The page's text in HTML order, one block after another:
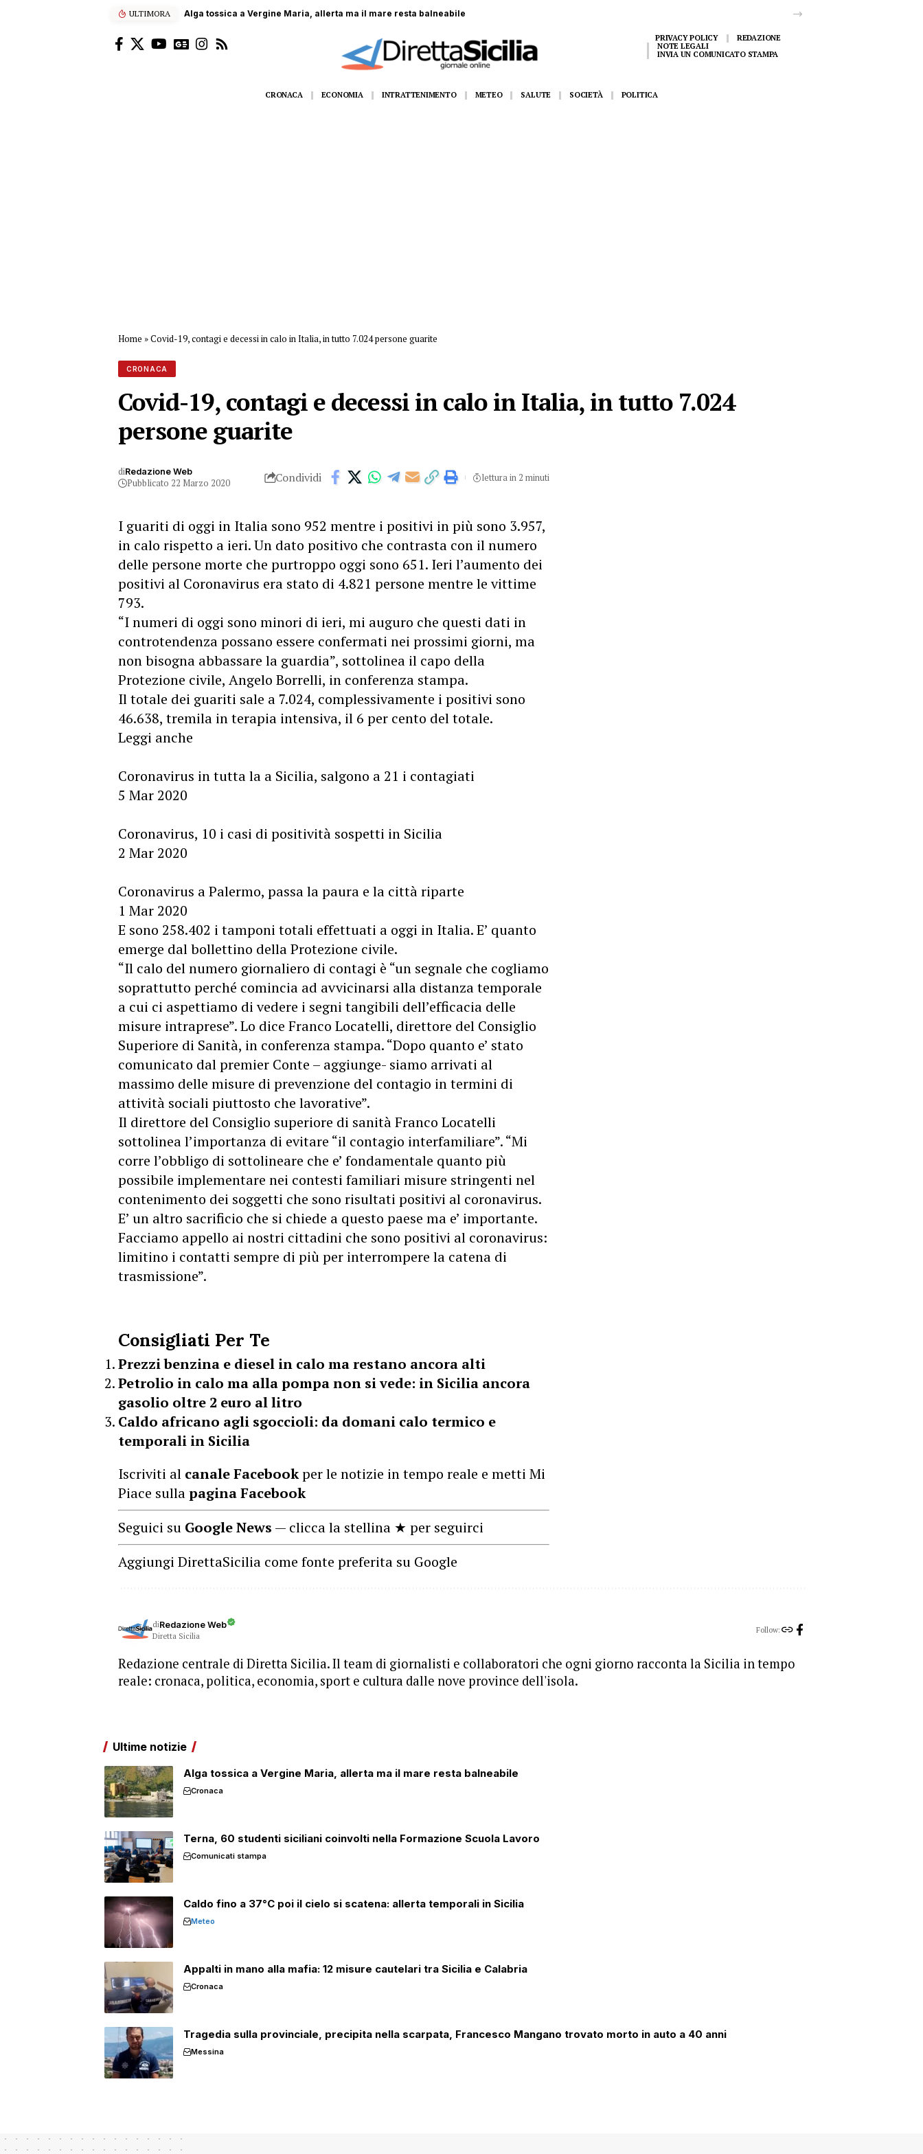
ULTIMORA Terna, 60 studenti siciliani coinvolti nella Formazione Scuola Lavoro
PRIVACY POLICY
REDAZIONE
NOTE LEGALI
INVIA UN COMUNICATO STAMPA
CRONACA ECONOMIA INTRATTENIMENTO METEO SALUTE SOCIETÀ POLITICA
Home »Covid-19, contagi e decessi in calo in Italia, in tutto 7.024 persone guarite
CRONACA
Covid-19, contagi e decessi in calo in Italia, in tutto 7.024
persone guarite
diRedazione Web
Pubblicato 22 Marzo 2020 Condividi lettura in 2 minuti
I guariti di oggi in Italia sono 952 mentre i positivi in più sono 3.957,
in calo rispetto a ieri. Un dato positivo che contrasta con il numero
delle persone morte che purtroppo oggi sono 651. Ieri l’aumento dei
positivi al Coronavirus era stato di 4.821 persone mentre le vittime
793.
“I numeri di oggi sono minori di ieri, mi auguro che questi dati in
controtendenza possano essere confermati nei prossimi giorni, ma
non bisogna abbassare la guardia”, sottolinea il capo della
Protezione civile, Angelo Borrelli, in conferenza stampa.
Il totale dei guariti sale a 7.024, complessivamente i positivi sono
46.638, tremila in terapia intensiva, il 6 per cento del totale.
Leggi anche
Coronavirus in tutta la a Sicilia, salgono a 21 i contagiati
5 Mar 2020
Coronavirus, 10 i casi di positività sospetti in Sicilia
2 Mar 2020
Coronavirus a Palermo, passa la paura e la città riparte
1 Mar 2020
E sono 258.402 i tamponi totali effettuati a oggi in Italia. E’ quanto
emerge dal bollettino della Protezione civile.
“Il calo del numero giornaliero di contagi è “un segnale che cogliamo
soprattutto perché comincia ad avvicinarsi alla distanza temporale
a cui ci aspettiamo di vedere i segni tangibili dell’efficacia delle
misure intraprese”. Lo dice Franco Locatelli, direttore del Consiglio
Superiore di Sanità, in conferenza stampa. “Dopo quanto e’ stato
comunicato dal premier Conte – aggiunge- siamo arrivati al
massimo delle misure di prevenzione del contagio in termini di
attività sociali piuttosto che lavorative”.
Il direttore del Consiglio superiore di sanità Franco Locatelli
sottolinea l’importanza di evitare “il contagio interfamiliare”. “Mi
corre l’obbligo di sottolineare che e’ fondamentale quanto più
possibile implementare nei contesti familiari misure stringenti nel
contenimento dei soggetti che sono risultati positivi al coronavirus.
E’ un altro sacrificio che si chiede a questo paese ma e’ importante.
Facciamo appello ai nostri cittadini che sono positivi al coronavirus:
limitino i contatti sempre di più per interrompere la catena di
trasmissione”.
Consigliati Per Te
Prezzi benzina e diesel in calo ma restano ancora alti
Petrolio in calo ma alla pompa non si vede: in Sicilia ancora
gasolio oltre 2 euro al litro
Caldo africano agli sgoccioli: da domani calo termico e
temporali in Sicilia
Iscriviti al canale Facebookper le notizie in tempo reale e metti Mi
Piace sullapagina Facebook
Seguici su Google News — clicca la stellina ★ per seguirci
Aggiungi DirettaSicilia come fonte preferita su Google
diRedazione Web
Diretta Sicilia
Follow:
Redazione centrale di Diretta Sicilia. Il team di giornalisti e collaboratori che ogni giorno racconta la Sicilia in tempo
reale: cronaca, politica, economia, sport e cultura dalle nove province dell'isola.
Ultime notizie
Alga tossica a Vergine Maria, allerta ma il mare resta balneabile
Cronaca
Terna, 60 studenti siciliani coinvolti nella Formazione Scuola Lavoro
Comunicati stampa
Caldo fino a 37°C poi il cielo si scatena: allerta temporali in Sicilia
Meteo
Appalti in mano alla mafia: 12 misure cautelari tra Sicilia e Calabria
Cronaca
Tragedia sulla provinciale, precipita nella scarpata, Francesco Mangano trovato morto in auto a 40 anni
Messina